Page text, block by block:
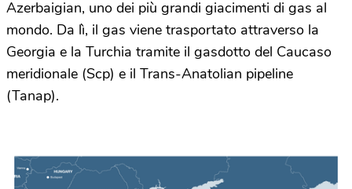
Azerbaigian, uno dei più grandi giacimenti di gas al
mondo. Da lì, il gas viene trasportato attraverso la
Georgia e la Turchia tramite il gasdotto del Caucaso
meridionale (Scp) e il Trans-Anatolian pipeline
(Tanap).